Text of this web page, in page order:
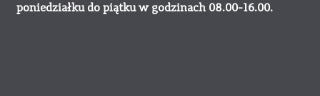
poniedziałku do piątku w godzinach 08.00-16.00.